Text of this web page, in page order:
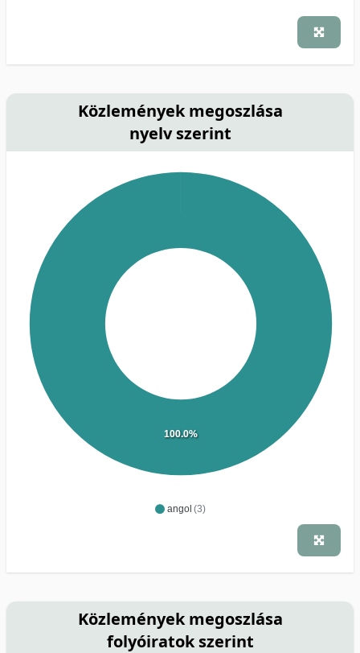
Közlemények megoszlása
nyelv szerint
angol (3)
100.0%
Közlemények megoszlása
folyóiratok szerint